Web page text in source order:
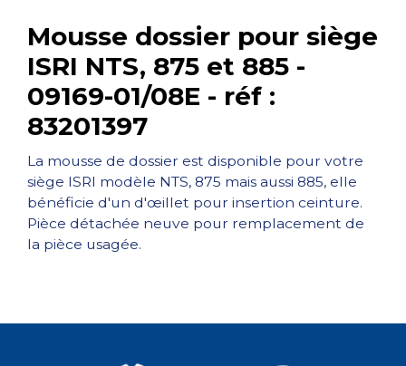
Mousse dossier pour siège
ISRI NTS, 875 et 885 -
09169-01/08E - réf :
83201397
La mousse de dossier est disponible pour votre
siège ISRI modèle NTS, 875 mais aussi 885, elle
bénéficie d'un d'œillet pour insertion ceinture.
Pièce détachée neuve pour remplacement de
la pièce usagée.